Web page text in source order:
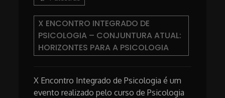
X ENCONTRO INTEGRADO DE
PSICOLOGIA – CONJUNTURA ATUAL:
HORIZONTES PARA A PSICOLOGIA
X Encontro Integrado de Psicologia é um
evento realizado pelo curso de Psicologia